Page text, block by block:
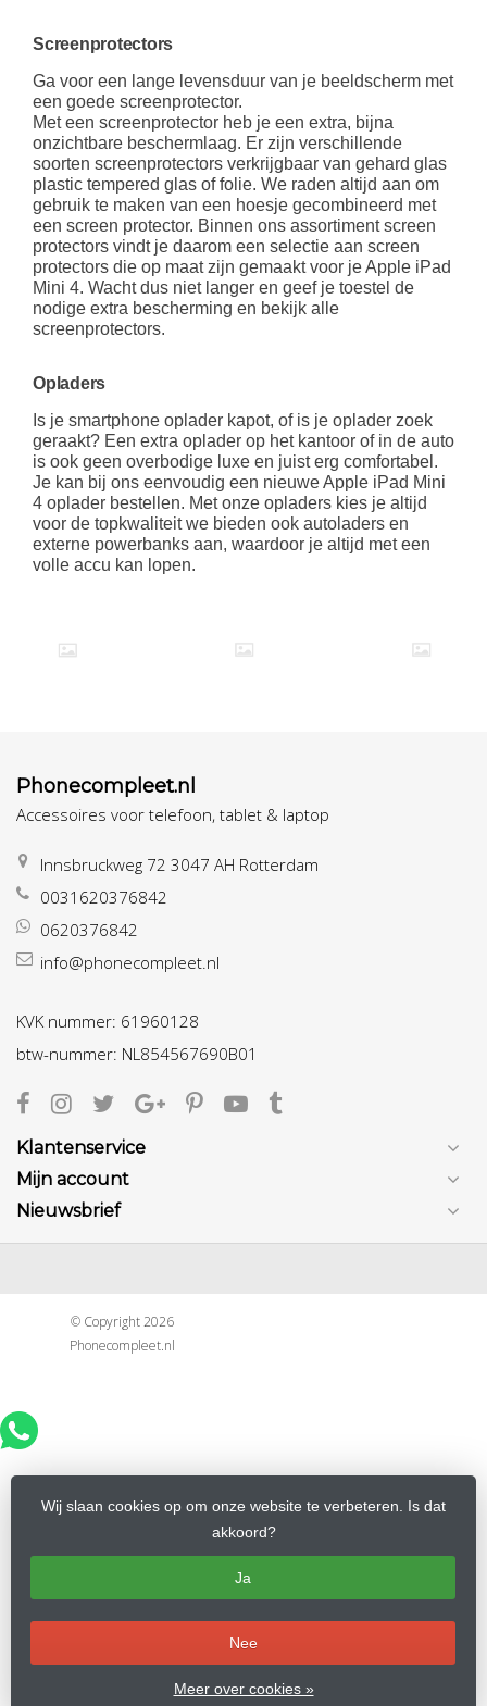
Screenprotectors
Ga voor een lange levensduur van je beeldscherm met
een goede screenprotector.
Met een screenprotector heb je een extra, bijna
onzichtbare beschermlaag. Er zijn verschillende
soorten screenprotectors verkrijgbaar van gehard glas
plastic tempered glas of folie. We raden altijd aan om
gebruik te maken van een hoesje gecombineerd met
een screen protector. Binnen ons assortiment screen
protectors vindt je daarom een selectie aan screen
protectors die op maat zijn gemaakt voor je Apple iPad
Mini 4. Wacht dus niet langer en geef je toestel de
nodige extra bescherming en bekijk alle
screenprotectors.
Opladers
Is je smartphone oplader kapot, of is je oplader zoek
geraakt? Een extra oplader op het kantoor of in de auto
is ook geen overbodige luxe en juist erg comfortabel.
Je kan bij ons eenvoudig een nieuwe Apple iPad Mini
4 oplader bestellen. Met onze opladers kies je altijd
voor de topkwaliteit we bieden ook autoladers en
externe powerbanks aan, waardoor je altijd met een
volle accu kan lopen.
Phonecompleet.nl
Accessoires voor telefoon, tablet & laptop
Innsbruckweg 72 3047 AH Rotterdam
0031620376842
0620376842
info@phonecompleet.nl
KVK nummer: 61960128
btw-nummer: NL854567690B01
Klantenservice
Mijn account
Nieuwsbrief
Wij slaan cookies op om onze website te verbeteren. Is dat
akkoord?
Ja
Nee
Meer over cookies »
© Copyright 2026
Phonecompleet.nl